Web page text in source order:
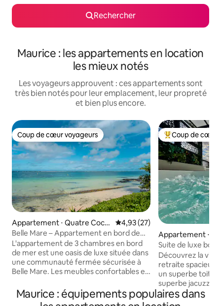
Rechercher
Maurice : les appartements en location
les mieux notés
Les voyageurs approuvent : ces appartements sont
très bien notés pour leur emplacement, leur propreté
et bien plus encore.
Coup de cœur voyageurs
Coup de cœur voyageurs
Appartement ⋅ Quatre Coco
s
Évaluation moyenne sur la
4,93 (27)
Belle Mare – Appartement en bord de
mer de 3 chambres
L'appartement de 3 chambres en bord
de mer est une oasis de luxe située dans
une communauté fermée sécurisée à
Belle Mare. Les meubles confortables et
plage immaculée, créant un mélange
parfait de confort et de beauté
Coups de cœur
Coup de cœur
Appartement ⋅
Suite de luxe
soleil, jacuzzi + 2
Découvrez la vie
retraite
un superbe toit
superbe jacuzzi
sur la mer.
chic, il dispose
Maurice : équipements populaires dans